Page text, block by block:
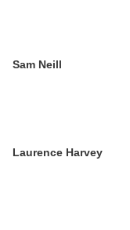
Sam Neill
Laurence Harvey